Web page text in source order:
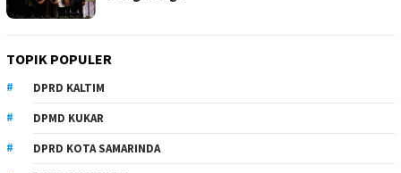
TOPIK POPULER
DPRD KALTIM
DPMD KUKAR
DPRD KOTA SAMARINDA